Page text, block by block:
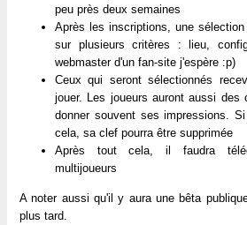
peu près deux semaines
Après les inscriptions, une
sur plusieurs critères : lieu,
webmaster d'un fan-site j'espère :p)
Ceux qui seront sélectionnés
jouer. Les joueurs auront aussi des
donner souvent ses impressions.
cela, sa clef pourra être supprimée
Après tout cela, il faudra
multijoueurs
A noter aussi qu'il y aura une bêta
plus tard.